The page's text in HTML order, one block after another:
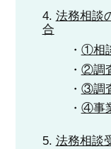
法務相談
合
①相
②調
③調
④事
法務相談